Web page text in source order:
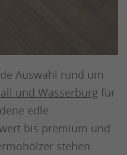
Auswahl rund um
und Wasserburg für
edle
bis premium und
stehen